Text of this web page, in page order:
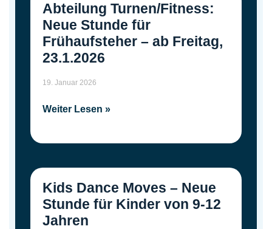
Abteilung Turnen/Fitness:
Neue Stunde für
Frühaufsteher – ab Freitag,
23.1.2026
19. Januar 2026
Weiter Lesen »
Kids Dance Moves – Neue
Stunde für Kinder von 9-12
Jahren